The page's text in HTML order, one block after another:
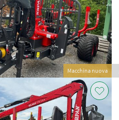
Macchina nuova